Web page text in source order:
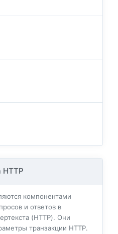
HTTP
компонентами
и ответов в
(HTTP). Они
транзакции HTTP.